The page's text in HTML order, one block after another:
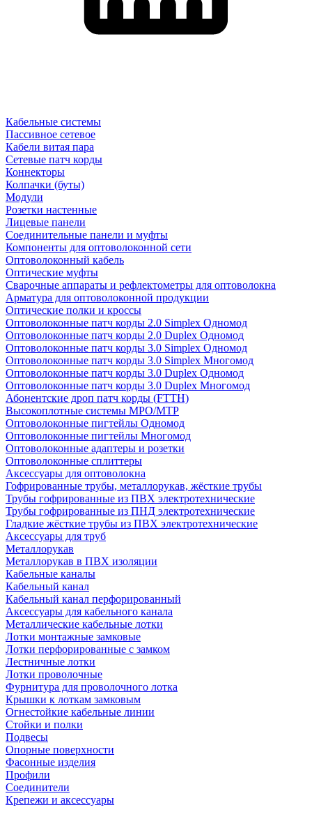
Кабельные системы
Пассивное сетевое
Кабели витая пара
Сетевые патч корды
Коннекторы
Колпачки (буты)
Модули
Розетки настенные
Лицевые панели
Соединительные панели и муфты
Компоненты для оптоволоконной сети
Оптоволоконный кабель
Оптические муфты
Сварочные аппараты и рефлектометры для оптоволокна
Арматура для оптоволоконной продукции
Оптические полки и кроссы
Оптоволоконные патч корды 2.0 Simplex Одномод
Оптоволоконные патч корды 2.0 Duplex Одномод
Оптоволоконные патч корды 3.0 Simplex Одномод
Оптоволоконные патч корды 3.0 Simplex Многомод
Оптоволоконные патч корды 3.0 Duplex Одномод
Оптоволоконные патч корды 3.0 Duplex Многомод
Абонентские дроп патч корды (FTTH)
Высокоплотные системы MPO/MTP
Оптоволоконные пигтейлы Одномод
Оптоволоконные пигтейлы Многомод
Оптоволоконные адаптеры и розетки
Оптоволоконные сплиттеры
Аксессуары для оптоволокна
Гофрированные трубы, металлорукав, жёсткие трубы
Трубы гофрированные из ПВХ электротехнические
Трубы гофрированные из ПНД электротехнические
Гладкие жёсткие трубы из ПВХ электротехнические
Аксессуары для труб
Металлорукав
Металлорукав в ПВХ изоляции
Кабельные каналы
Кабельный канал
Кабельный канал перфорированный
Аксессуары для кабельного канала
Металлические кабельные лотки
Лотки монтажные замковые
Лотки перфорированные с замком
Лестничные лотки
Лотки проволочные
Фурнитура для проволочного лотка
Крышки к лоткам замковым
Огнестойкие кабельные линии
Стойки и полки
Подвесы
Опорные поверхности
Фасонные изделия
Профили
Соединители
Крепежи и аксессуары